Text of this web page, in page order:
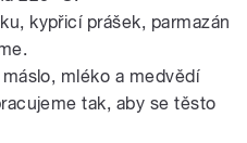
kypřicí prášek, parmazán
mléko a medvědí
tak, aby se těsto